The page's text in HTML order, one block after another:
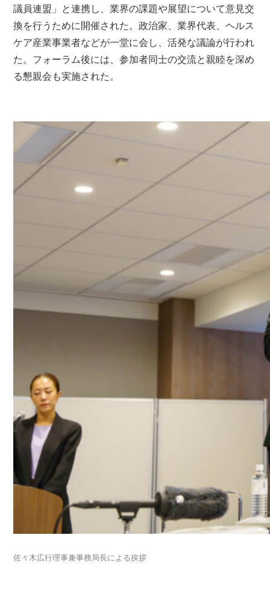
議員連盟」と連携し、業界の課題や展望について意見交
換を行うために開催された。政治家、業界代表、ヘルス
ケア産業事業者などが一堂に会し、活発な議論が行われ
た。フォーラム後には、参加者同士の交流と親睦を深め
る懇親会も実施された。
佐々木広行理事兼事務局長による挨拶